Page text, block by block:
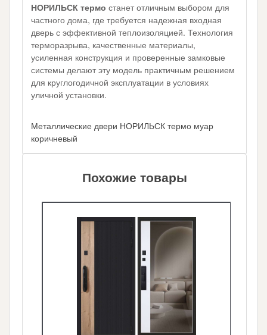
НОРИЛЬСК термо станет отличным выбором для
частного дома, где требуется надежная входная
дверь с эффективной теплоизоляцией. Технология
терморазрыва, качественные материалы,
усиленная конструкция и проверенные замковые
системы делают эту модель практичным решением
для круглогодичной эксплуатации в условиях
уличной установки.
Металлические двери НОРИЛЬСК термо муар
коричневый
Похожие товары